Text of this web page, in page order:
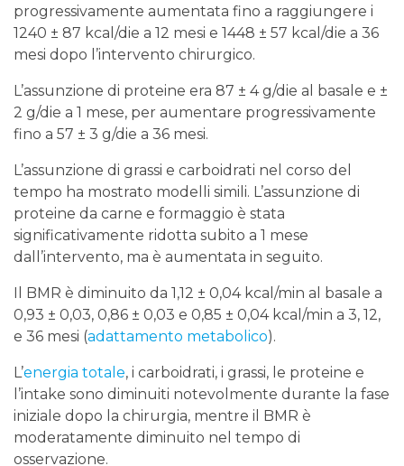
progressivamente aumentata fino a raggiungere i
1240 ± 87 kcal/die a 12 mesi e 1448 ± 57 kcal/die a 36
mesi dopo l’intervento chirurgico.
L’assunzione di proteine ​​era 87 ± 4 g/die al basale e ±
2 g/die a 1 mese, per aumentare progressivamente
fino a 57 ± 3 g/die a 36 mesi.
L’assunzione di grassi e carboidrati nel corso del
tempo ha mostrato modelli simili. L’assunzione di
proteine ​​da carne e formaggio è stata
significativamente ridotta subito a 1 mese
dall’intervento, ma è aumentata in seguito.
Il BMR è diminuito da 1,12 ± 0,04 kcal/min al basale a
0,93 ± 0,03, 0,86 ± 0,03 e 0,85 ± 0,04 kcal/min a 3, 12,
e 36 mesi (adattamento metabolico).
L’energia totale, i carboidrati, i grassi, le proteine ​​e
l’intake sono diminuiti notevolmente durante la fase
iniziale dopo la chirurgia, mentre il BMR è
moderatamente diminuito nel tempo di
osservazione.